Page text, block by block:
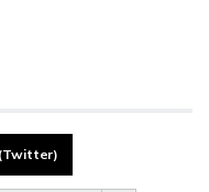
(Twitter)